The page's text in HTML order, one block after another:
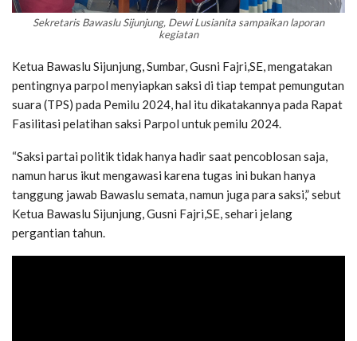
Sekretaris Bawaslu Sijunjung, Dewi Lusianita sampaikan laporan
kegiatan
Ketua Bawaslu Sijunjung, Sumbar, Gusni Fajri,SE, mengatakan
pentingnya parpol menyiapkan saksi di tiap tempat pemungutan
suara (TPS) pada Pemilu 2024, hal itu dikatakannya pada Rapat
Fasilitasi pelatihan saksi Parpol untuk pemilu 2024.
“Saksi partai politik tidak hanya hadir saat pencoblosan saja,
namun harus ikut mengawasi karena tugas ini bukan hanya
tanggung jawab Bawaslu semata, namun juga para saksi,” sebut
Ketua Bawaslu Sijunjung, Gusni Fajri,SE, sehari jelang
pergantian tahun.